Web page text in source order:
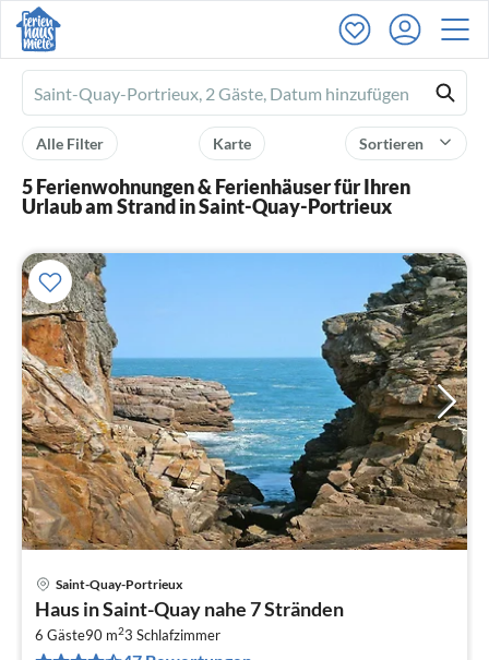
Ferienhausmiete
logo
Sortieren
Karte
Alle Filter
5 Ferienwohnungen & Ferienhäuser für Ihren
Urlaub am Strand in Saint-Quay-Portrieux
Saint-Quay-Portrieux
Haus in Saint-Quay nahe 7 Stränden
6 Gäste90 m23 Schlafzimmer